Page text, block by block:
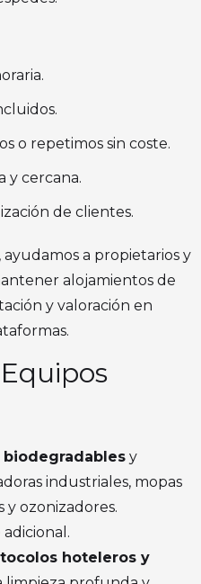
o repetimos sin coste.
y cercana.
de clientes.
, ayudamos a propietarios y
alojamientos de
y valoración en
y
industriales, mopas
y ozonizadores.
hoteleros y